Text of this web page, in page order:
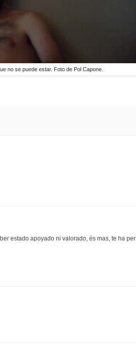
no se puede estar. Foto de Pol Capone.
estado apoyado ni valorado, és mas, te ha